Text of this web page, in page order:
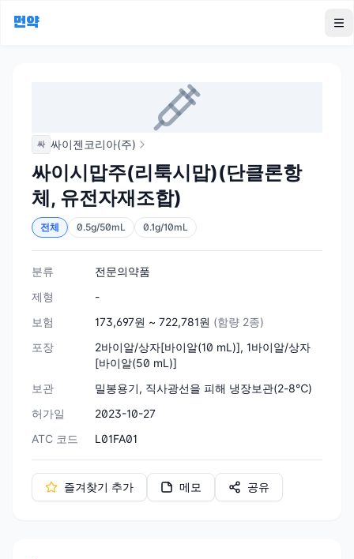
먼약
싸 싸이젠코리아(주)
싸이시맙주(리툭시맙)(단클론항
체, 유전자재조합)
전체 0.5g/50mL 0.1g/10mL
분류
전문의약품
제형
-
보험
173,697원 ~ 722,781원 (함량 2종)
포장
2바이알/상자[바이알(10 mL)], 1바이알/상자
[바이알(50 mL)]
보관
밀봉용기, 직사광선을 피해 냉장보관(2-8℃)
허가일
2023-10-27
ATC 코드
L01FA01
즐겨찾기 추가 메모 공유